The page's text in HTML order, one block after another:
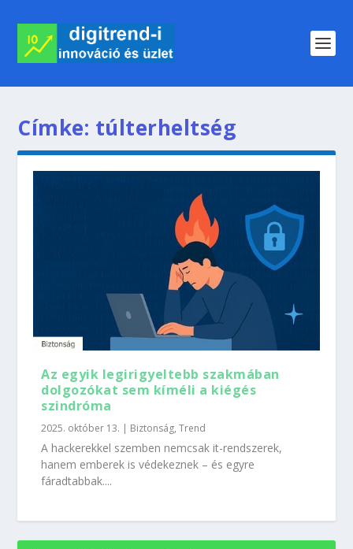
Címke: túlterheltség
Az egyik legirigyeltebb szakmában
dolgozókat sem kíméli a kiégés
szindróma
2025. október 13. | Biztonság,Trend
A hackerekkel szemben nemcsak it-rendszerek,
hanem emberek is védekeznek – és egyre
fáradtabbak....